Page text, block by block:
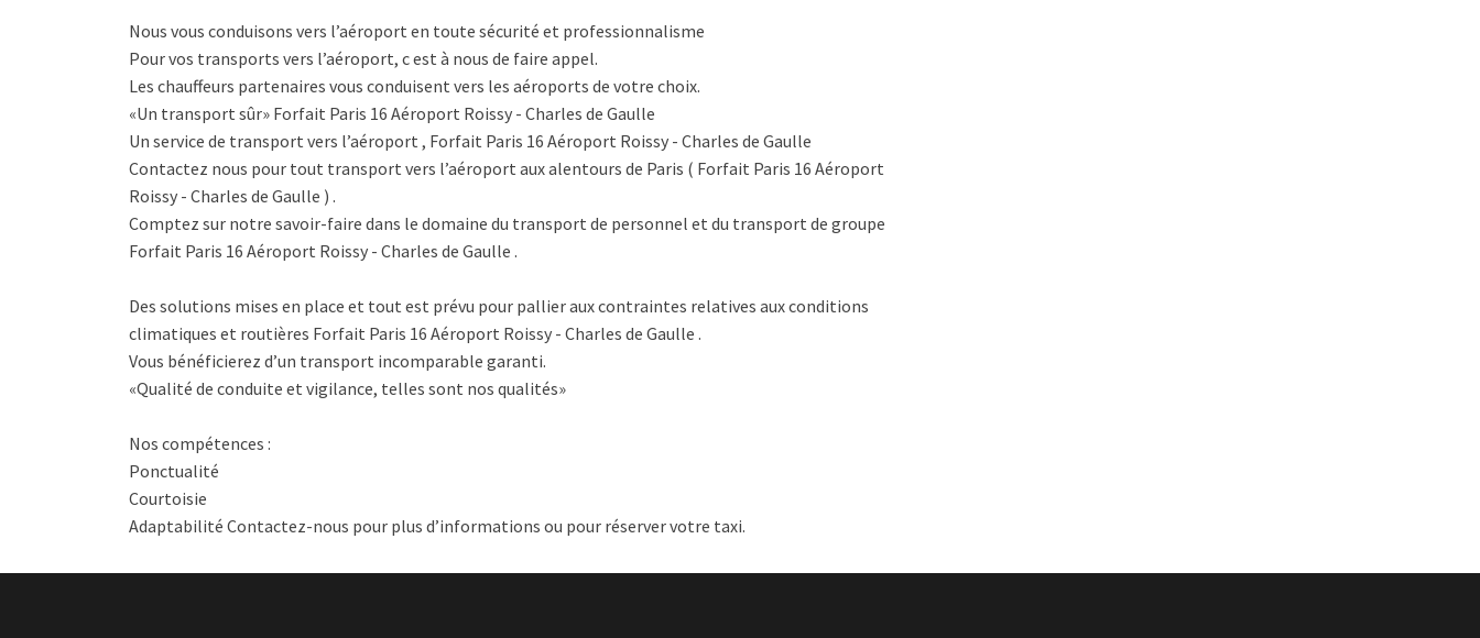
Nous vous conduisons vers l’aéroport en toute sécurité et professionnalisme
Pour vos transports vers l’aéroport, c est à nous de faire appel.
Les chauffeurs partenaires vous conduisent vers les aéroports de votre choix.
«Un transport sûr» Forfait Paris 16 Aéroport Roissy - Charles de Gaulle
Un service de transport vers l’aéroport , Forfait Paris 16 Aéroport Roissy - Charles de Gaulle
Contactez nous pour tout transport vers l’aéroport aux alentours de Paris ( Forfait Paris 16 Aéroport
Roissy - Charles de Gaulle ) .
Comptez sur notre savoir-faire dans le domaine du transport de personnel et du transport de groupe
Forfait Paris 16 Aéroport Roissy - Charles de Gaulle .
Des solutions mises en place et tout est prévu pour pallier aux contraintes relatives aux conditions
climatiques et routières Forfait Paris 16 Aéroport Roissy - Charles de Gaulle .
Vous bénéficierez d’un transport incomparable garanti.
«Qualité de conduite et vigilance, telles sont nos qualités»
Nos compétences :
Ponctualité
Courtoisie
Adaptabilité Contactez-nous pour plus d’informations ou pour réserver votre taxi.